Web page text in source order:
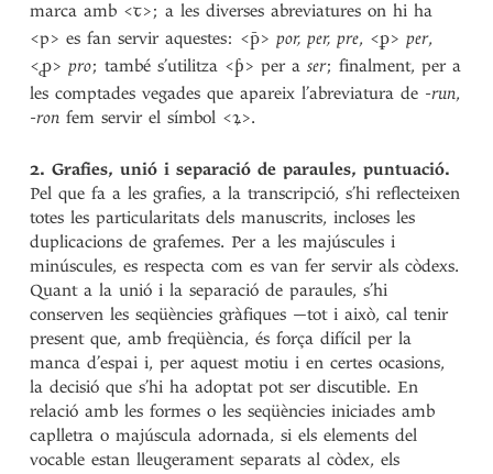
marca amb <ꞇ>; a les diverses abreviatures on hi ha
<p> es fan servir aquestes: <p̄>por, per, pre, <ꝑ>per,
<ꝓ>pro; també s’utilitza <ƥ> per aser; finalment, per a
les comptades vegades que apareix l’abreviatura de -run,
-ron fem servir el símbol <ꝝ>.
2. Grafies, unió i separació de paraules, puntuació.
Pel que fa a les grafies, a la transcripció, s’hi reflecteixen
totes les particularitats dels manuscrits, incloses les
duplicacions de grafemes. Per a les majúscules i
minúscules, es respecta com es van fer servir als còdexs.
Quant a la unió i la separació de paraules, s’hi
conserven les seqüències gràfiques —tot i això, cal tenir
present que, amb freqüència, és força difícil per la
manca d’espai i, per aquest motiu i en certes ocasions,
la decisió que s’hi ha adoptat pot ser discutible. En
relació amb les formes o les seqüències iniciades amb
caplletra o majúscula adornada, si els elements del
vocable estan lleugerament separats al còdex, els